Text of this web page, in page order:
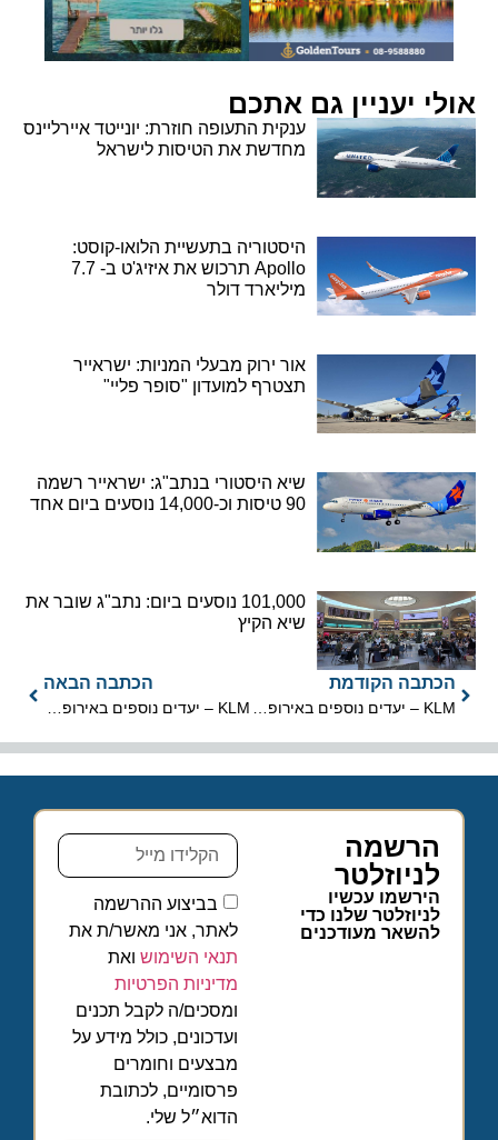
אולי יעניין גם אתכם
ענקית התעופה חוזרת: יונייטד איירליינס
מחדשת את הטיסות לישראל
היסטוריה בתעשיית הלואו-קוסט:
Apollo תרכוש את איזיג'ט ב- 7.7
מיליארד דולר
אור ירוק מבעלי המניות: ישראייר
תצטרף למועדון "סופר פליי"
שיא היסטורי בנתב"ג: ישראייר רשמה
90 טיסות וכ-14,000 נוסעים ביום אחד
101,000 נוסעים ביום: נתב"ג שובר את
שיא הקיץ
הכתבה הקודמת הכתבה הבאה
הרשמה
לניוזלטר
הירשמו עכשיו
לניוזלטר שלנו כדי
להשאר מעודכנים
בביצוע ההרשמה
לאתר, אני מאשר/ת את
תנאי השימוש ואת
מדיניות הפרטיות
ומסכים/ה לקבל תכנים
ועדכונים, כולל מידע על
מבצעים וחומרים
פרסומיים, לכתובת
הדוא״ל שלי.